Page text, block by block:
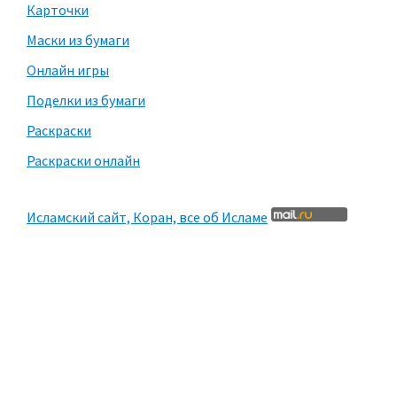
Карточки
Маски из бумаги
Онлайн игры
Поделки из бумаги
Раскраски
Раскраски онлайн
Исламский сайт, Коран, все об Исламе